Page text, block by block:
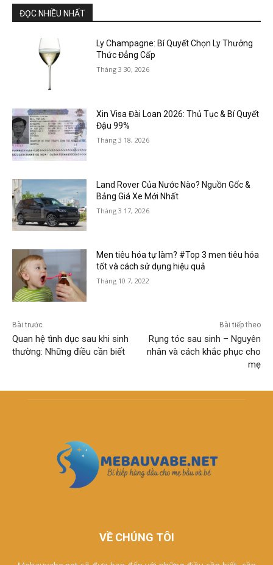
ĐỌC NHIỀU NHẤT
Ly Champagne: Bí Quyết Chọn Ly Thưởng
Thức Đẳng Cấp
Tháng 3 30, 2026
Xin Visa Đài Loan 2026: Thủ Tục & Bí Quyết
Đậu 99%
Tháng 3 18, 2026
Land Rover Của Nước Nào? Nguồn Gốc &
Bảng Giá Xe Mới Nhất
Tháng 3 17, 2026
Men tiêu hóa tự làm? #Top 3 men tiêu hóa
tốt và cách sử dụng hiệu quả
Tháng 10 7, 2022
Bài trước
Quan hệ tình dục sau khi sinh
thường: Những điều cần biết
Bài tiếp theo
Rụng tóc sau sinh – Nguyên
nhân và cách khắc phục cho
mẹ
VỀ CHÚNG TÔI